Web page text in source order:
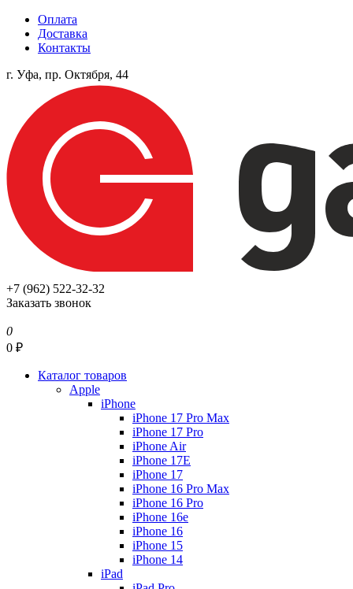
Оплата
Доставка
Контакты
г. Уфа, пр. Октября, 44
+7 (962) 522-32-32
Заказать звонок
0
0 ₽
Каталог товаров
Apple
iPhone
iPhone 17 Pro Max
iPhone 17 Pro
iPhone Air
iPhone 17E
iPhone 17
iPhone 16 Pro Max
iPhone 16 Pro
iPhone 16e
iPhone 16
iPhone 15
iPhone 14
iPad